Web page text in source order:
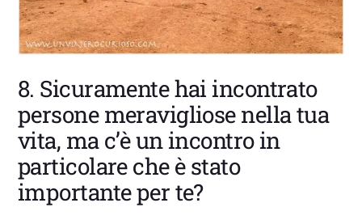
8. Sicuramente hai incontrato
persone meravigliose nella tua
vita, ma c’è un incontro in
particolare che è stato
importante per te?